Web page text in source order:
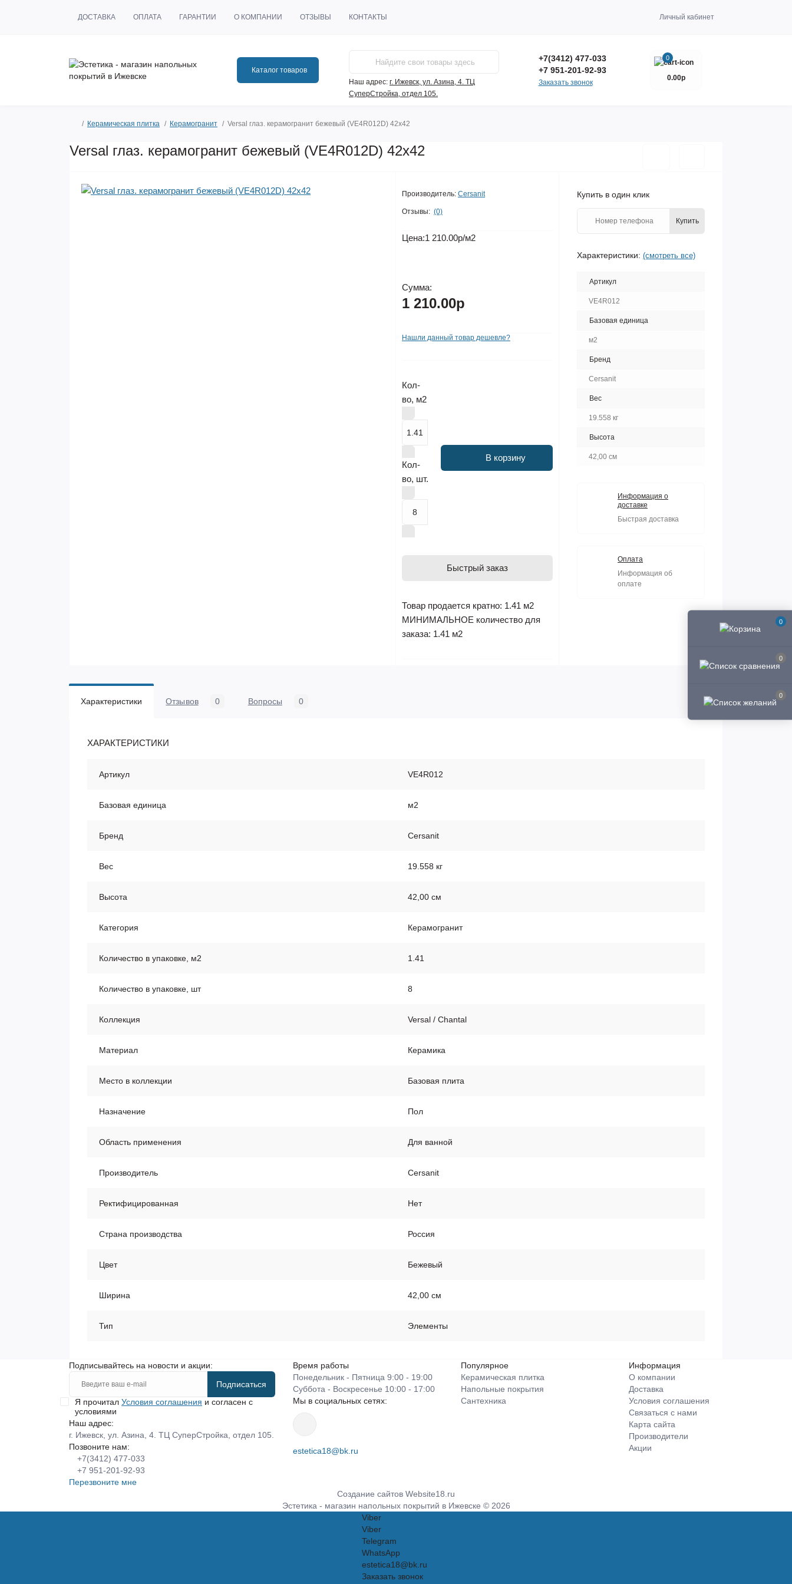
0
0
0
ДОСТАВКА ОПЛАТА ГАРАНТИИ О КОМПАНИИ ОТЗЫВЫ КОНТАКТЫ Личный кабинет
Каталог товаров
Наш адрес: г. Ижевск, ул. Азина, 4. ТЦ
СуперСтройка, отдел 105.
+7(3412) 477-033
+7 951-201-92-93
Заказать звонок
0
0.00р
Керамическая плитка Керамогранит Versal глаз. керамогранит бежевый (VE4R012D) 42x42
Versal глаз. керамогранит бежевый (VE4R012D) 42x42
Производитель: Cersanit
Отзывы: (0)
Цена:1 210.00р/м2
Сумма:
1 210.00р
Нашли данный товар дешевле?
Кол-
во, м2
Кол-
во, шт.
В корзину
Быстрый заказ
Товар продается кратно: 1.41 м2
МИНИМАЛЬНОЕ количество для
заказа: 1.41 м2
Купить в один клик
Купить
Характеристики: (смотреть все)
Артикул
VE4R012
Базовая единица
м2
Бренд
Cersanit
Вес
19.558 кг
Высота
42,00 см
Информация о
доставке
Быстрая доставка
Оплата
Информация об
оплате
Характеристики Отзывов 0 Вопросы 0
ХАРАКТЕРИСТИКИ
Артикул VE4R012
Базовая единица м2
Бренд Cersanit
Вес 19.558 кг
Высота 42,00 см
Категория Керамогранит
Количество в упаковке, м2 1.41
Количество в упаковке, шт 8
Коллекция Versal / Chantal
Материал Керамика
Место в коллекции Базовая плита
Назначение Пол
Область применения Для ванной
Производитель Cersanit
Ректифицированная Нет
Страна производства Россия
Цвет Бежевый
Ширина 42,00 см
Тип Элементы
Подписывайтесь на новости и акции:
Подписаться
Я прочитал Условия соглашения и согласен с
условиями
Наш адрес:
г. Ижевск, ул. Азина, 4. ТЦ СуперСтройка, отдел 105.
Позвоните нам:
+7(3412) 477-033
+7 951-201-92-93
Перезвоните мне
Время работы
Понедельник - Пятница 9:00 - 19:00
Суббота - Воскресенье 10:00 - 17:00
Мы в социальных сетях:
estetica18@bk.ru
Популярное
Керамическая плитка
Напольные покрытия
Сантехника
Информация
О компании
Доставка
Условия соглашения
Связаться с нами
Карта сайта
Производители
Акции
Создание сайтов Website18.ru
Эстетика - магазин напольных покрытий в Ижевске © 2026
Viber
Viber
Telegram
WhatsApp
estetica18@bk.ru
Заказать звонок